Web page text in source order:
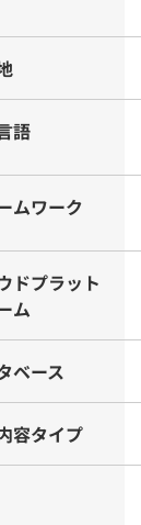
語
ムワーク
ドプラット
ム
ベース
容タイプ